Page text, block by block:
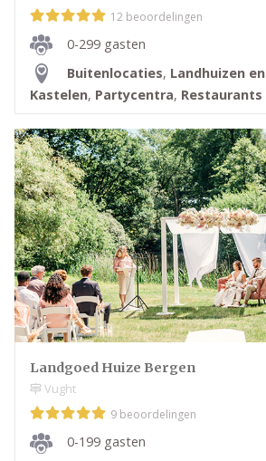
12 beoordelingen
0-299 gasten
Buitenlocaties, Landhuizen en
Kastelen, Partycentra, Restaurants
Landgoed Huize Bergen
Vught
9 beoordelingen
0-199 gasten